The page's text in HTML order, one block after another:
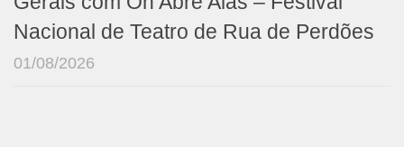
Nacional de Teatro de Rua de Perdões
01/08/2026